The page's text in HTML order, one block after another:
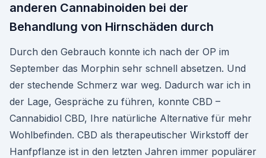
anderen Cannabinoiden bei der
Behandlung von Hirnschäden durch
Durch den Gebrauch konnte ich nach der OP im
September das Morphin sehr schnell absetzen. Und
der stechende Schmerz war weg. Dadurch war ich in
der Lage, Gespräche zu führen, konnte CBD –
Cannabidiol CBD, Ihre natürliche Alternative für mehr
Wohlbefinden. CBD als therapeutischer Wirkstoff der
Hanfpflanze ist in den letzten Jahren immer populärer